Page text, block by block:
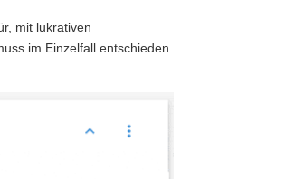
mit lukrativen
im Einzelfall entschieden